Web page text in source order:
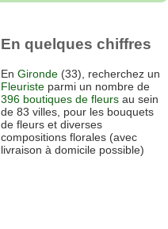
En quelques chiffres
En Gironde (33), recherchez un
Fleuriste parmi un nombre de
396 boutiques de fleurs au sein
de 83 villes, pour les bouquets
de fleurs et diverses
compositions florales (avec
livraison à domicile possible)